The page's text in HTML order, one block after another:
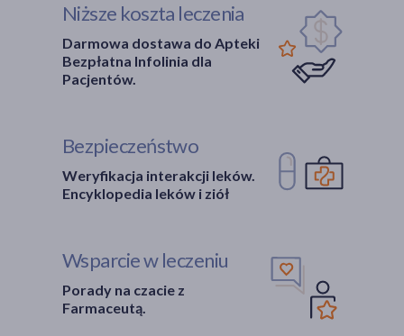
Niższe koszta leczenia
Darmowa dostawa do Apteki
Bezpłatna Infolinia dla
Pacjentów.
Bezpieczeństwo
Weryfikacja interakcji leków.
Encyklopedia leków i ziół
Wsparcie w leczeniu
Porady na czacie z
Farmaceutą.